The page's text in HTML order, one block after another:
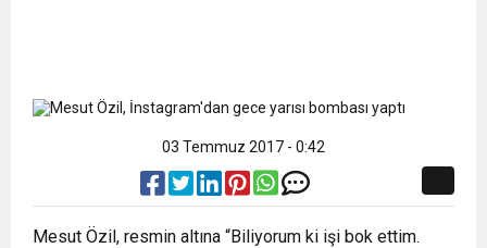
03 Temmuz 2017 - 0:42
Mesut Özil, resmin altına “Biliyorum ki işi bok ettim.